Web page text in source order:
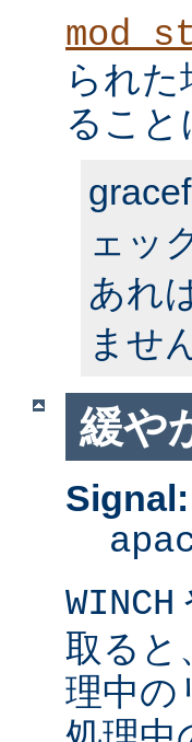
られ
るこ
ェッ
あれ
ませ
緩や
WINCH
取ると
理中の